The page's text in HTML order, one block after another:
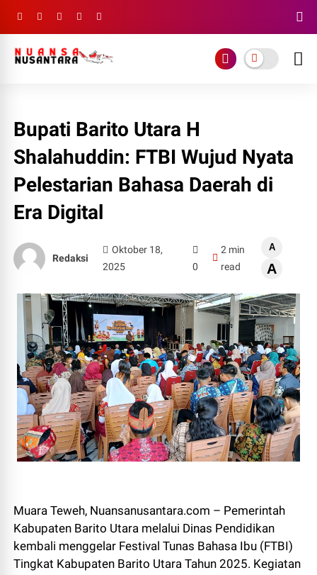
Bupati Barito Utara H
Shalahuddin: FTBI Wujud Nyata
Pelestarian Bahasa Daerah di
Era Digital
Redaksi
Oktober 18,
2025
0
2 min
read
A
A
Muara Teweh, Nuansanusantara.com – Pemerintah
Kabupaten Barito Utara melalui Dinas Pendidikan
kembali menggelar Festival Tunas Bahasa Ibu (FTBI)
Tingkat Kabupaten Barito Utara Tahun 2025. Kegiatan